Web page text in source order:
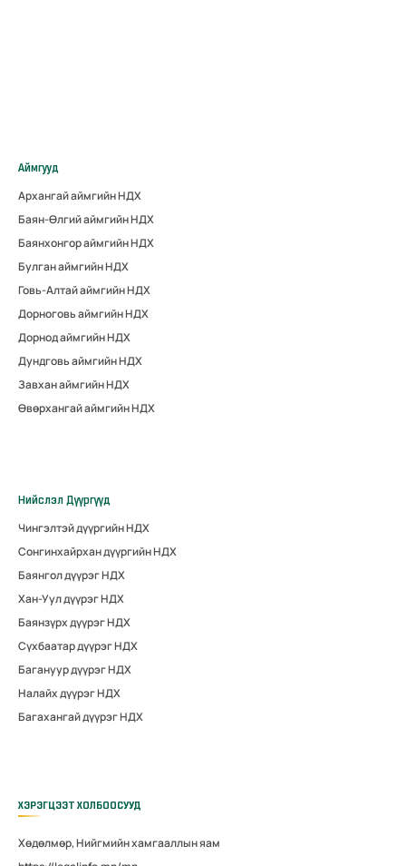
Аймгууд
Архангай аймгийн НДХ
Баян-Өлгий аймгийн НДХ
Баянхонгор аймгийн НДХ
Булган аймгийн НДХ
Говь-Алтай аймгийн НДХ
Дорноговь аймгийн НДХ
Дорнод аймгийн НДХ
Дундговь аймгийн НДХ
Завхан аймгийн НДХ
Өвөрхангай аймгийн НДХ
Нийслэл Дүүргүүд
Чингэлтэй дүүргийн НДХ
Сонгинхайрхан дүүргийн НДХ
Баянгол дүүрэг НДХ
Хан-Уул дүүрэг НДХ
Баянзүрх дүүрэг НДХ
Сүхбаатар дүүрэг НДХ
Багануур дүүрэг НДХ
Налайх дүүрэг НДХ
Багахангай дүүрэг НДХ
ХЭРЭГЦЭЭТ ХОЛБООСУУД
Хөдөлмөр, Нийгмийн хамгааллын яам